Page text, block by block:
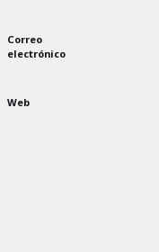
Correo
electrónico
Web